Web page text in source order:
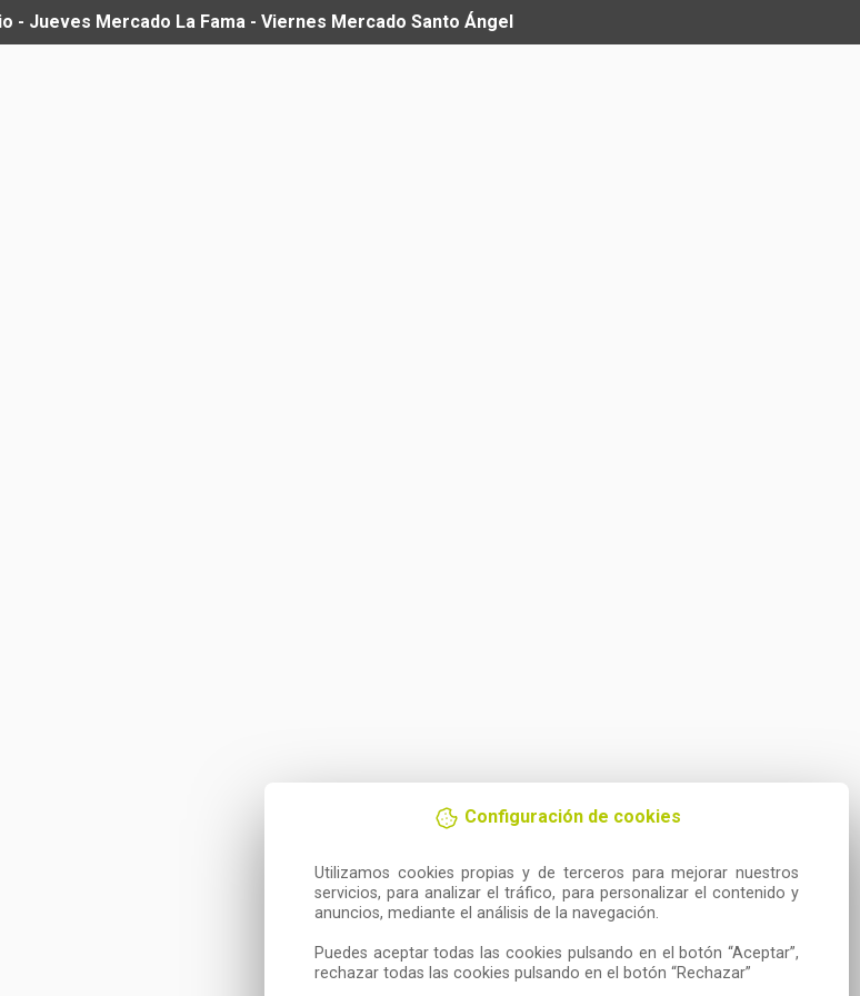
Configuración de cookies
Utilizamos cookies propias y de terceros para mejorar nuestros
servicios, para analizar el tráfico, para personalizar el contenido y
anuncios, mediante el análisis de la navegación.
Puedes aceptar todas las cookies pulsando en el botón “Aceptar”,
rechazar todas las cookies pulsando en el botón “Rechazar”
- Jueves Mercado La Fama - Viernes Mercado Santo Ángel